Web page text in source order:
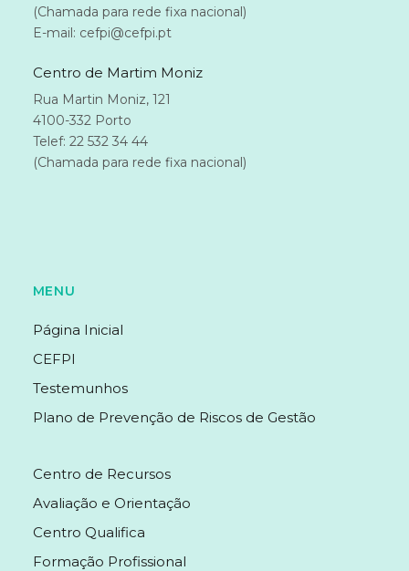
(Chamada para rede fixa nacional)
E-mail: cefpi@cefpi.pt
Centro de Martim Moniz
Rua Martin Moniz, 121
4100-332 Porto
Telef: 22 532 34 44
(Chamada para rede fixa nacional)
MENU
Página Inicial
CEFPI
Testemunhos
Plano de Prevenção de Riscos de Gestão
Centro de Recursos
Avaliação e Orientação
Centro Qualifica
Formação Profissional